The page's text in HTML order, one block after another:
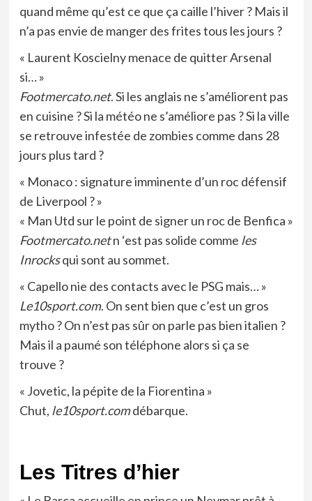
quand même qu’est ce que ça caille l’hiver ? Mais il
n’a pas envie de manger des frites tous les jours ?
« Laurent Koscielny menace de quitter Arsenal
si… »
Footmercato.net. Si les anglais ne s’améliorent pas
en cuisine ? Si la météo ne s’améliore pas ? Si la ville
se retrouve infestée de zombies comme dans 28
jours plus tard ?
« Monaco : signature imminente d’un roc défensif
de Liverpool ? »
« Man Utd sur le point de signer un roc de Benfica »
Footmercato.netn ‘est pas solide comme les
Inrocksqui sont au sommet.
« Capello nie des contacts avec le PSG mais… »
Le10sport.com. On sent bien que c’est un gros
mytho ? On n’est pas sûr on parle pas bien italien ?
Mais il a paumé son téléphone alors si ça se
trouve ?
« Jovetic, la pépite de la Fiorentina »
Chut, le10sport.comdébarque.
Les Titres d’hier